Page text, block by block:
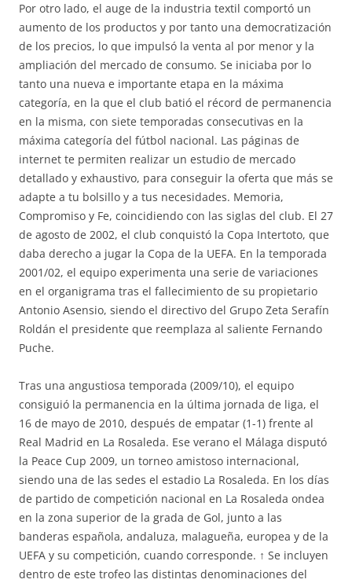
Por otro lado, el auge de la industria textil comportó un
aumento de los productos y por tanto una democratización
de los precios, lo que impulsó la venta al por menor y la
ampliación del mercado de consumo. Se iniciaba por lo
tanto una nueva e importante etapa en la máxima
categoría, en la que el club batió el récord de permanencia
en la misma, con siete temporadas consecutivas en la
máxima categoría del fútbol nacional. Las páginas de
internet te permiten realizar un estudio de mercado
detallado y exhaustivo, para conseguir la oferta que más se
adapte a tu bolsillo y a tus necesidades. Memoria,
Compromiso y Fe, coincidiendo con las siglas del club. El 27
de agosto de 2002, el club conquistó la Copa Intertoto, que
daba derecho a jugar la Copa de la UEFA. En la temporada
2001/02, el equipo experimenta una serie de variaciones
en el organigrama tras el fallecimiento de su propietario
Antonio Asensio, siendo el directivo del Grupo Zeta Serafín
Roldán el presidente que reemplaza al saliente Fernando
Puche.
Tras una angustiosa temporada (2009/10), el equipo
consiguió la permanencia en la última jornada de liga, el
16 de mayo de 2010, después de empatar (1-1) frente al
Real Madrid en La Rosaleda. Ese verano el Málaga disputó
la Peace Cup 2009, un torneo amistoso internacional,
siendo una de las sedes el estadio La Rosaleda. En los días
de partido de competición nacional en La Rosaleda ondea
en la zona superior de la grada de Gol, junto a las
banderas española, andaluza, malagueña, europea y de la
UEFA y su competición, cuando corresponde. ↑ Se incluyen
dentro de este trofeo las distintas denominaciones del